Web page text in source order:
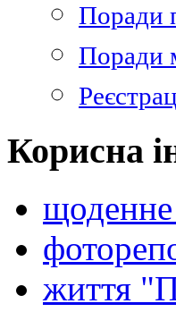
Поради
Поради
Корисна
життя